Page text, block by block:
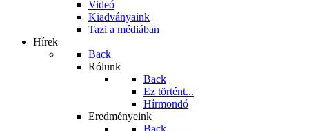
Videó
Kiadványaink
Tazi a médiában
Hírek
Back
Rólunk
Back
Ez történt...
Hírmondó
Eredményeink
Back